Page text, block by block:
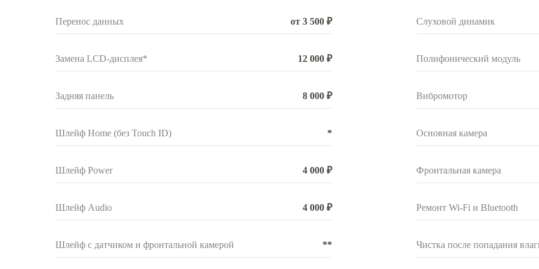
Перенос данных от 3 500 ₽
Замена LCD-дисплея* 12 000 ₽
Задняя панель 8 000 ₽
Шлейф Home (без Touch ID) *
Шлейф Power 4 000 ₽
Шлейф Audio 4 000 ₽
Шлейф с датчиком и фронтальной камерой **
Слуховой динамик
Полифонический модуль
Вибромотор
Основная камера
Фронтальная камера
Ремонт Wi-Fi и Bluetooth
Чистка после попадания